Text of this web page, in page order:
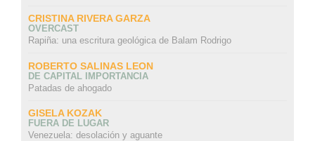
CRISTINA RIVERA GARZA
OVERCAST
Rapiña: una escritura geológica de Balam Rodrigo
ROBERTO SALINAS LEON
DE CAPITAL IMPORTANCIA
Patadas de ahogado
GISELA KOZAK
FUERA DE LUGAR
Venezuela: desolación y aguante